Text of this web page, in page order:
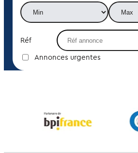
Réf
Annonces urgentes